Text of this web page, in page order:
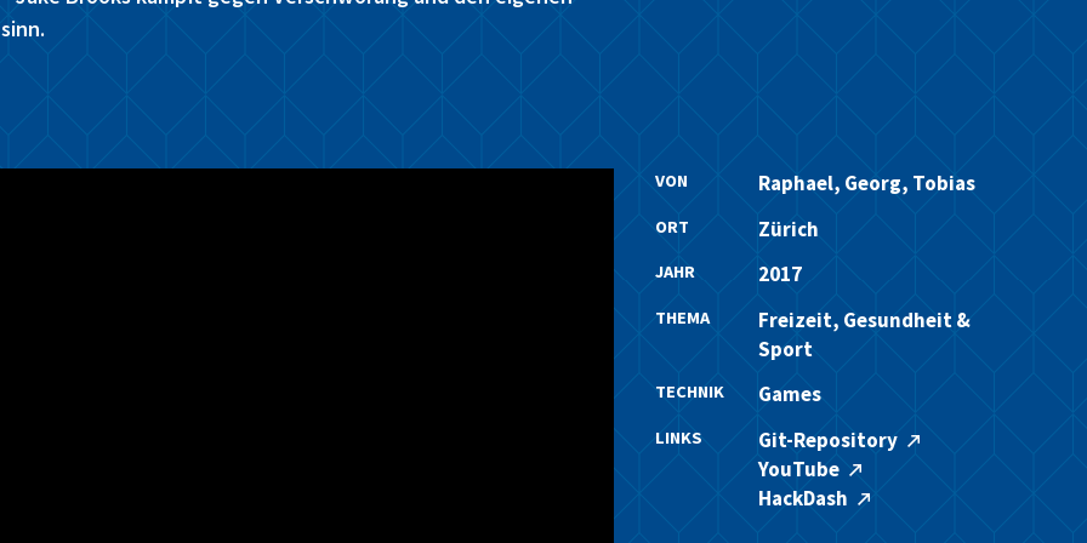
VON Raphael, Georg, Tobias
ORT Zürich
JAHR 2017
THEMA
Freizeit, Gesundheit &
Sport
TECHNIK Games
LINKS
Git-Repository
YouTube
HackDash